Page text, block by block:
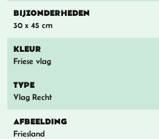
BIJZONDERHEDEN
30 x 45 cm
KLEUR
Friese vlag
TYPE
Vlag Recht
AFBEELDING
Friesland